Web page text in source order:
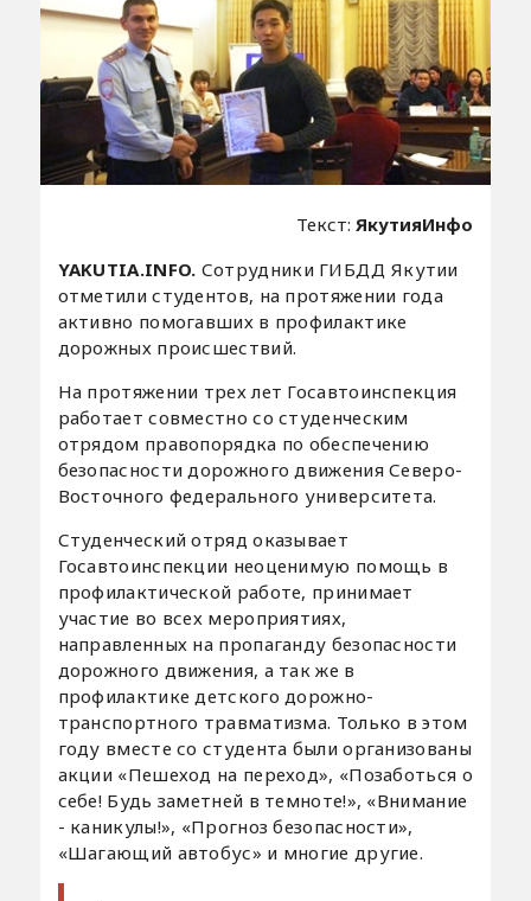
Текст:ЯкутияИнфо
YAKUTIA.INFO. Сотрудники ГИБДД Якутии
отметили студентов, на протяжении года
активно помогавших в профилактике
дорожных происшествий.
На протяжении трех лет Госавтоинспекция
работает совместно со студенческим
отрядом правопорядка по обеспечению
безопасности дорожного движения Северо-
Восточного федерального университета.
Студенческий отряд оказывает
Госавтоинспекции неоценимую помощь в
профилактической работе, принимает
участие во всех мероприятиях,
направленных на пропаганду безопасности
дорожного движения, а так же в
профилактике детского дорожно-
транспортного травматизма. Только в этом
году вместе со студента были организованы
акции «Пешеход на переход», «Позаботься о
себе! Будь заметней в темноте!», «Внимание
- каникулы!», «Прогноз безопасности»,
«Шагающий автобус» и многие другие.